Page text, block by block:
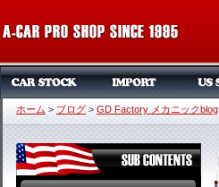
ホーム > ブログ > GD Factory メカニックblog